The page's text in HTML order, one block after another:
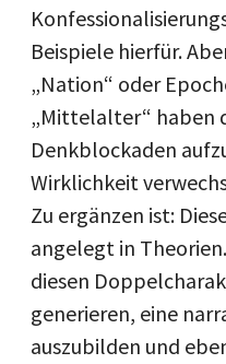
Beispiele hierfür.
„Nation“ oder
„Mittelalter“ haben
Denkblockaden
Wirklichkeit
Zu ergänzen ist:
angelegt in
diesen
generieren, eine
auszubilden und